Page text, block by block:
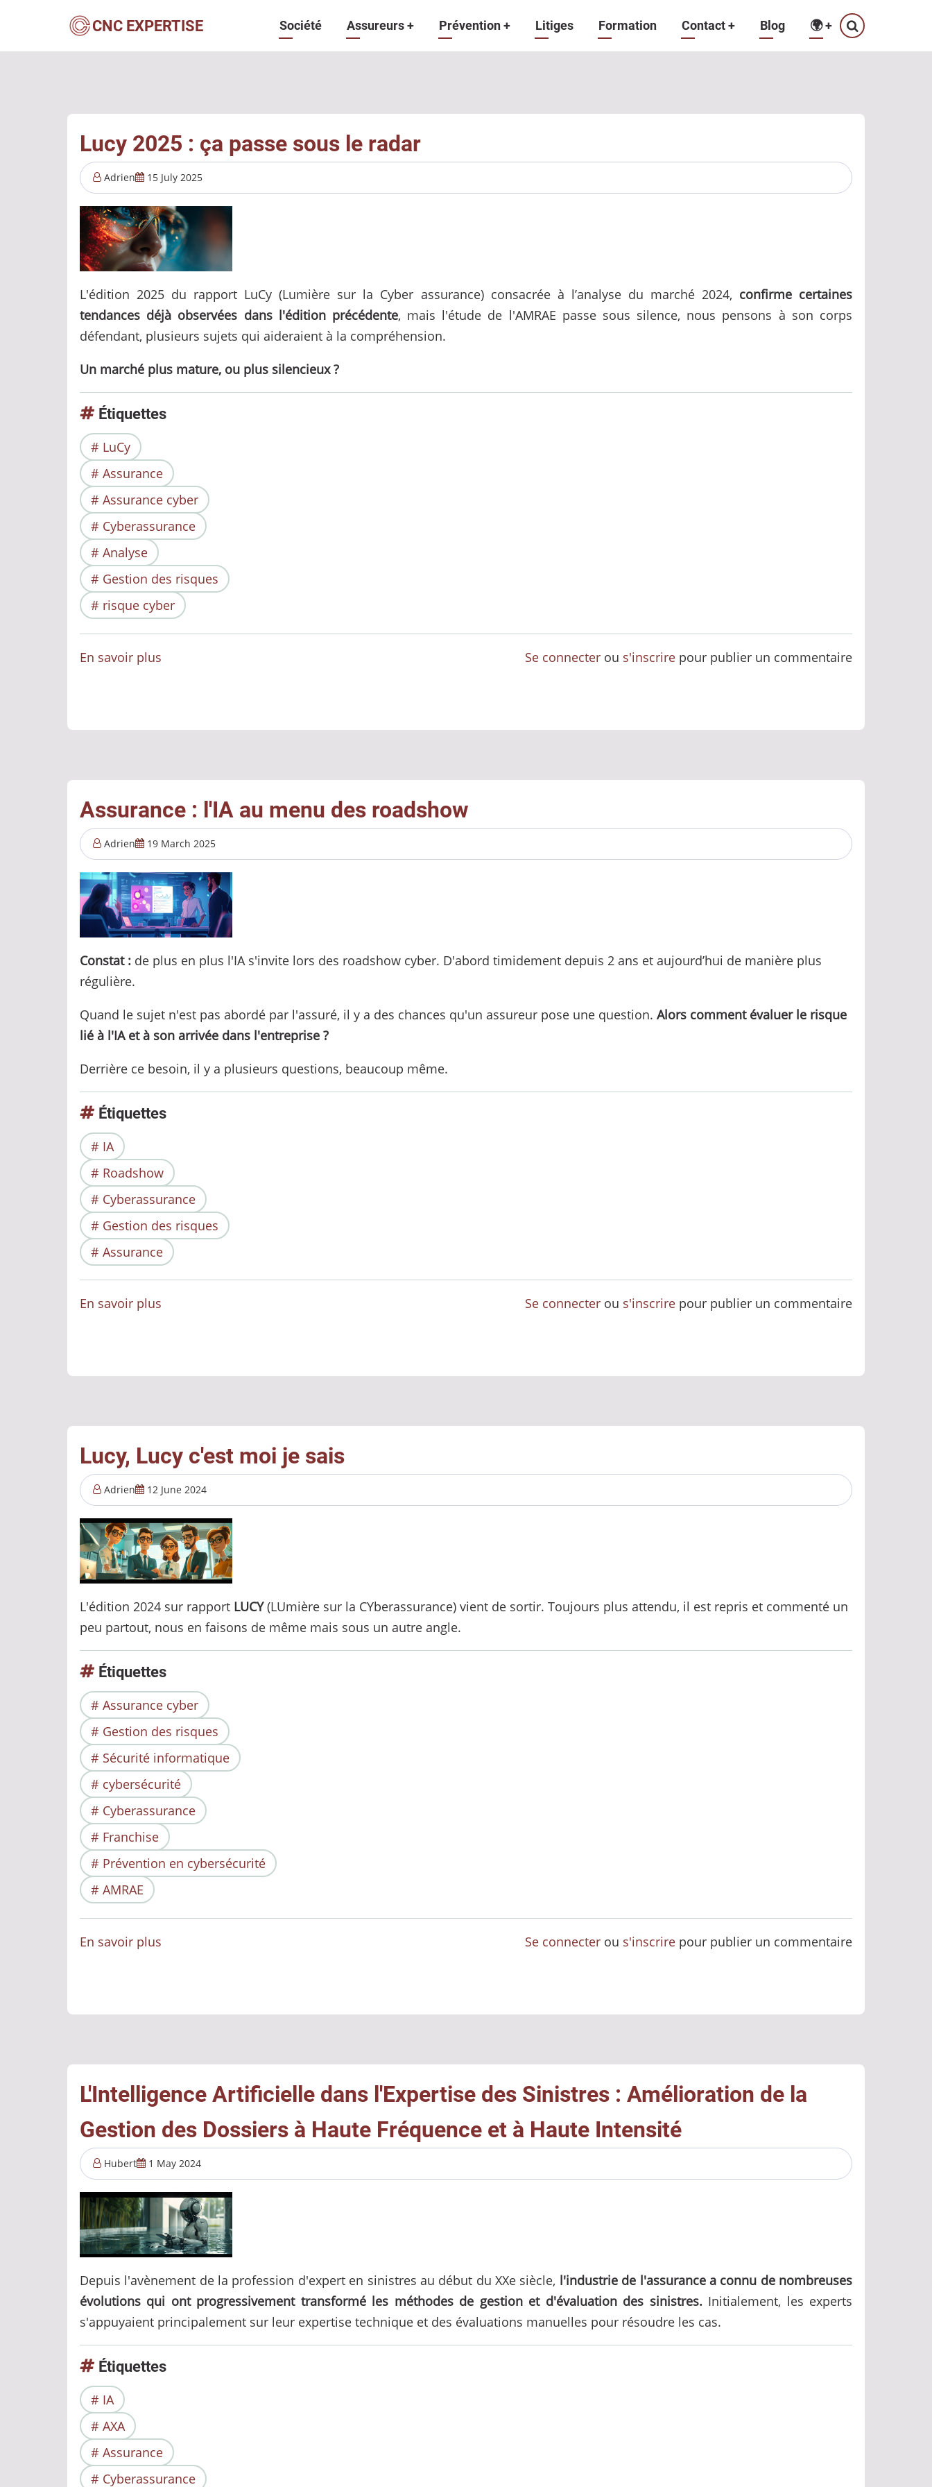
contenu
CNC EXPERTISE
Navigation
Société Assureurs+ Prévention+ Litiges Formation Contact+ Blog 🌍+
Lucy 2025 : ça passe sous le radar
Adrien 15 July 2025
L'édition 2025 du rapport LuCy (Lumière sur la Cyber assurance) consacrée à l’analyse du marché 2024, confirme certaines
tendances déjà observées dans l'édition précédente, mais l'étude de l'AMRAE passe sous silence, nous pensons à son corps
défendant, plusieurs sujets qui aideraient à la compréhension.
Un marché plus mature, ou plus silencieux ?
Étiquettes
LuCy
Assurance
Assurance cyber
Cyberassurance
Analyse
Gestion des risques
risque cyber
En savoir plus
sous
le
Se connecter ou s'inscrire pour publier un commentaire
Assurance : l'IA au menu des roadshow
Adrien 19 March 2025
Constat : de plus en plus l'IA s'invite lors des roadshow cyber. D'abord timidement depuis 2 ans et aujourd’hui de manière plus
régulière.
Quand le sujet n'est pas abordé par l'assuré, il y a des chances qu'un assureur pose une question. Alors comment évaluer le risque
lié à l'IA et à son arrivée dans l'entreprise ?
Derrière ce besoin, il y a plusieurs questions, beaucoup même.
Étiquettes
IA
Roadshow
Cyberassurance
Gestion des risques
Assurance
En savoir plus
des
roadshow
Se connecter ou s'inscrire pour publier un commentaire
Lucy, Lucy c'est moi je sais
Adrien 12 June 2024
L'édition 2024 sur rapport LUCY(LUmière sur la CYberassurance) vient de sortir. Toujours plus attendu, il est repris et commenté un
peu partout, nous en faisons de même mais sous un autre angle.
Étiquettes
Assurance cyber
Gestion des risques
Sécurité informatique
cybersécurité
Cyberassurance
Franchise
Prévention en cybersécurité
AMRAE
En savoir plus
sais
Se connecter ou s'inscrire pour publier un commentaire
L'Intelligence Artificielle dans l'Expertise des Sinistres : Amélioration de la
Gestion des Dossiers à Haute Fréquence et à Haute Intensité
Hubert 1 May 2024
Depuis l'avènement de la profession d'expert en sinistres au début du XXe siècle, l'industrie de l'assurance a connu de nombreuses
évolutions qui ont progressivement transformé les méthodes de gestion et d'évaluation des sinistres.Initialement, les experts
s'appuyaient principalement sur leur expertise technique et des évaluations manuelles pour résoudre les cas.
Étiquettes
IA
AXA
Assurance
Cyberassurance